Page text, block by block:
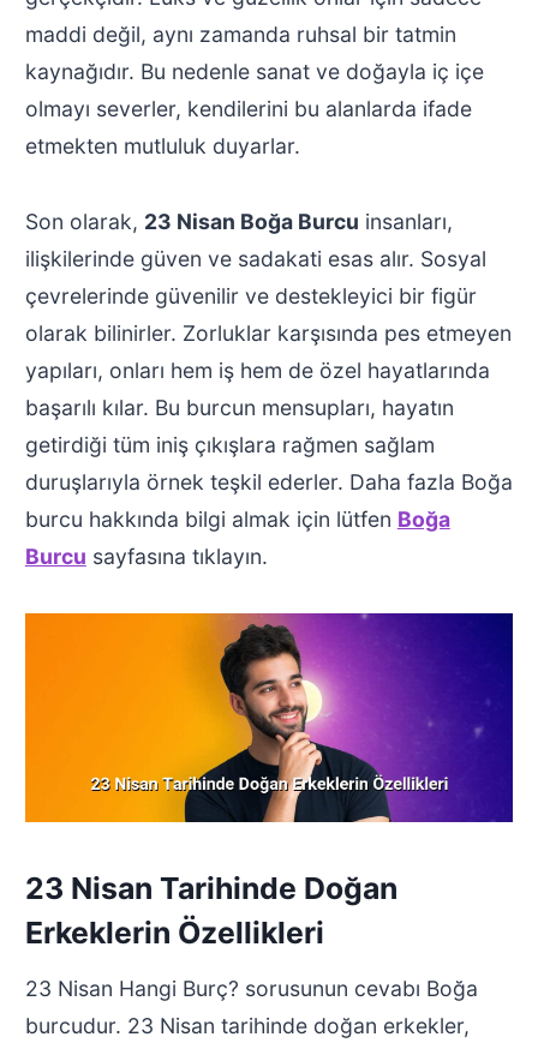
maddi değil, aynı zamanda ruhsal bir tatmin
kaynağıdır. Bu nedenle sanat ve doğayla iç içe
olmayı severler, kendilerini bu alanlarda ifade
etmekten mutluluk duyarlar.
Son olarak, 23 Nisan Boğa Burcu insanları,
ilişkilerinde güven ve sadakati esas alır. Sosyal
çevrelerinde güvenilir ve destekleyici bir figür
olarak bilinirler. Zorluklar karşısında pes etmeyen
yapıları, onları hem iş hem de özel hayatlarında
başarılı kılar. Bu burcun mensupları, hayatın
getirdiği tüm iniş çıkışlara rağmen sağlam
duruşlarıyla örnek teşkil ederler. Daha fazla Boğa
burcu hakkında bilgi almak için lütfen Boğa
Burcu sayfasına tıklayın.
23 Nisan Tarihinde Doğan
Erkeklerin Özellikleri
23 Nisan Hangi Burç? sorusunun cevabı Boğa
burcudur. 23 Nisan tarihinde doğan erkekler,